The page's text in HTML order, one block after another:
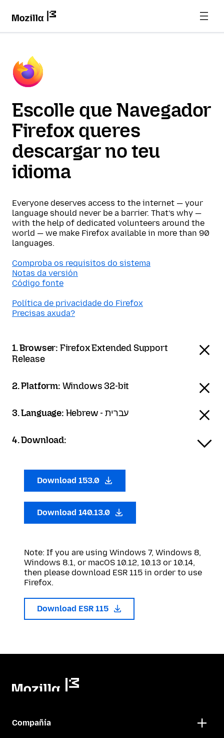
Escolle que Navegador
Firefox queres
descargar no teu
idioma
Everyone deserves access to the internet — your
language should never be a barrier. That’s why —
with the help of dedicated volunteers around the
world — we make Firefox available in more than 90
languages.
Comproba os requisitos do sistema
Notas da versión
Código fonte
Política de privacidade do Firefox
Precisas axuda?
1. Browser: Firefox Extended Support
Release
2. Platform: Windows 32-bit
3. Language: Hebrew - עברית
4. Download:
Download 153.0
Download 140.13.0
Note: If you are using Windows 7, Windows 8,
Windows 8.1, or macOS 10.12, 10.13 or 10.14,
then please download ESR 115 in order to use
Firefox.
Download ESR 115
Compañía